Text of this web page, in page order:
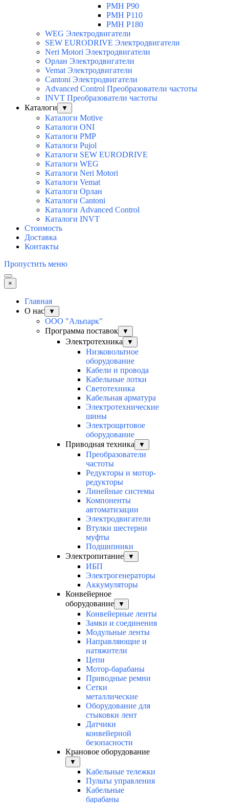
PMH P90
PMH P110
PMH P180
WEG Электродвигатели
SEW EURODRIVE Электродвигатели
Neri Motori Электродвигатели
Орлан Электродвигатели
Vemat Электродвигатели
Cantoni Электродвигатели
Advanced Control Преобразователи частоты
INVT Преобразователи частоты
Каталоги
▼
Каталоги Motive
Каталоги ONI
Каталоги PMP
Каталоги Pujol
Каталоги SEW EURODRIVE
Каталоги WEG
Каталоги Neri Motori
Каталоги Vemat
Каталоги Орлан
Каталоги Cantoni
Каталоги Advanced Control
Каталоги INVT
Стоимость
Доставка
Контакты
Пропустить меню
×
Главная
О нас
▼
ООО "Альпарк"
Программа поставок
▼
Электротехника ▼
Низковольтное
оборудование
Кабели и провода
Кабельные лотки
Светотехника
Кабельная арматура
Электротехнические
шины
Электрощитовое
оборудование
Приводная техника
▼
Преобразователи
частоты
Редукторы и мотор-
редукторы
Линейные системы
Компоненты
автоматизации
Электродвигатели
Втулки шестерни
муфты
Подшипники
Электропитание
▼
ИБП
Электрогенераторы
Аккумуляторы
Конвейерное
оборудование
▼
Конвейерные ленты
Замки и соединения
Модульные ленты
Направляющие и
натяжители
Цепи
Мотор-барабаны
Приводные ремни
Сетки
металлические
Оборудование для
стыковки лент
Датчики
конвейерной
безопасности
Крановое оборудование
▼
Кабельные тележки
Пульты управления
Кабельные
барабаны